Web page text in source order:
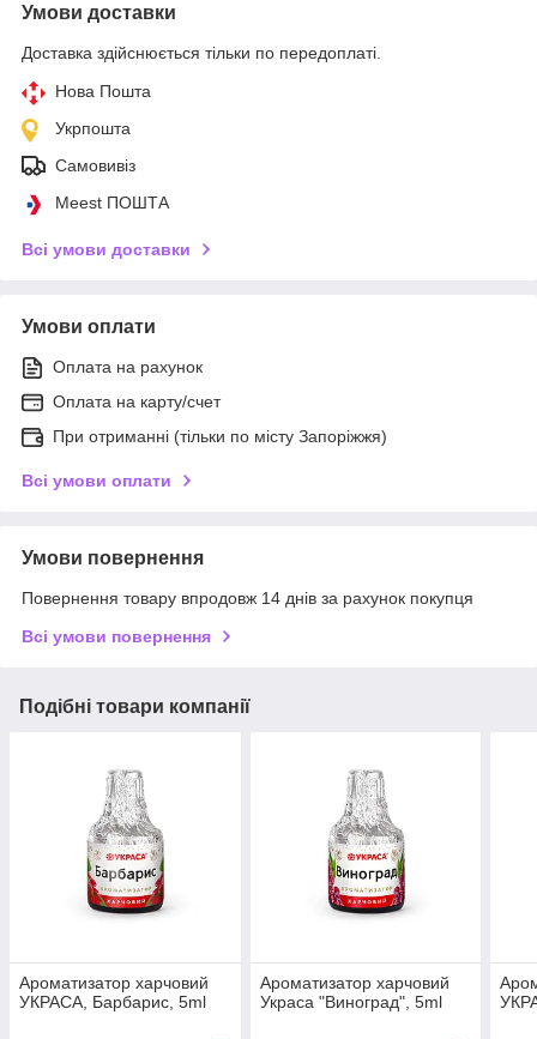
Умови доставки
Доставка здійснюється тільки по передоплаті.
Нова Пошта
Укрпошта
Самовивіз
Meest ПОШТА
Всі умови доставки
Умови оплати
Оплата на рахунок
Оплата на карту/счет
При отриманні (тільки по місту Запоріжжя)
Всі умови оплати
Умови повернення
Повернення товару впродовж 14 днів за рахунок покупця
Всі умови повернення
Подібні товари компанії
Ароматизатор харчовий
УКРАСА, Барбарис, 5ml
Ароматизатор харчовий
Украса "Виноград", 5ml